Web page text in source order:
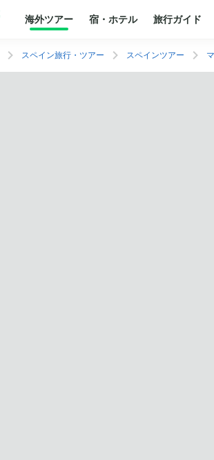
海外ツアー 宿・ホテル 旅行ガイド
スペイン旅行・ツアー スペインツアー